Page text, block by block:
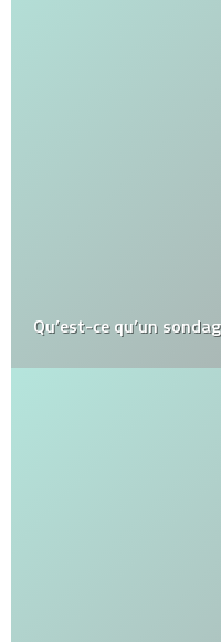
Qu’est-ce qu’un